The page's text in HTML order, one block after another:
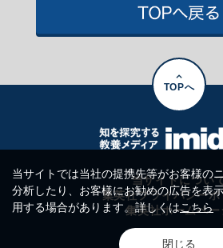
TOPへ
当サイトについ
集英社プライバシー
集英社ホームペー
当サイトでは当社の提携先等がお客様の
分析したり、お客様にお勧めの広告を表
用する場合があります。詳しくはこちら
閉じる